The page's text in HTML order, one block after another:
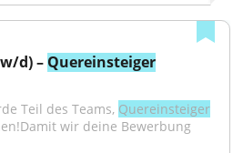
d) – Quereinsteiger
Teil des Teams, Quereinsteiger
wir deine Bewerbung